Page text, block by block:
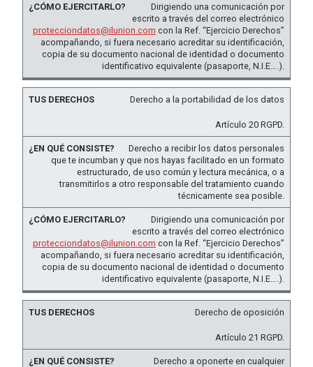
Dirigiendo una comunicación por
escrito a través del correo electrónico
protecciondatos@ilunion.com con la Ref. “Ejercicio Derechos”
acompañando, si fuera necesario acreditar su identificación,
copia de su documento nacional de identidad o documento
identificativo equivalente (pasaporte, N.I.E….).
Derecho a la portabilidad de los datos
Artículo 20 RGPD.
Derecho a recibir los datos personales
que te incumban y que nos hayas facilitado en un formato
estructurado, de uso común y lectura mecánica, o a
transmitirlos a otro responsable del tratamiento cuando
técnicamente sea posible.
Dirigiendo una comunicación por
escrito a través del correo electrónico
protecciondatos@ilunion.com con la Ref. “Ejercicio Derechos”
acompañando, si fuera necesario acreditar su identificación,
copia de su documento nacional de identidad o documento
identificativo equivalente (pasaporte, N.I.E….).
Derecho de oposición
Artículo 21 RGPD.
Derecho a oponerte en cualquier